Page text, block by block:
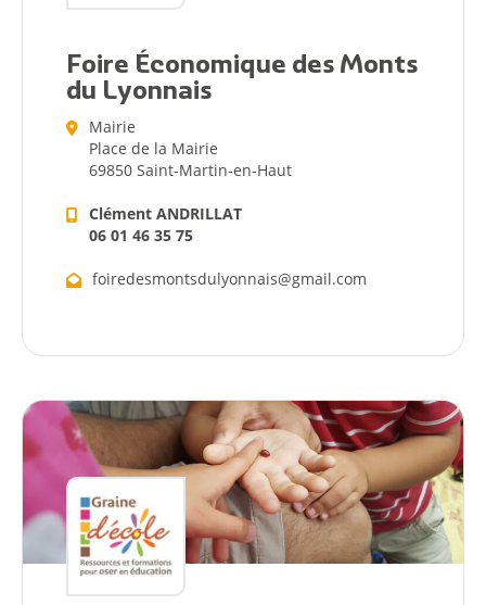
Foire Économique des Monts
du Lyonnais
Mairie
Place de la Mairie
69850 Saint-Martin-en-Haut
Clément ANDRILLAT
06 01 46 35 75
foiredesmontsdulyonnais@gmail.com